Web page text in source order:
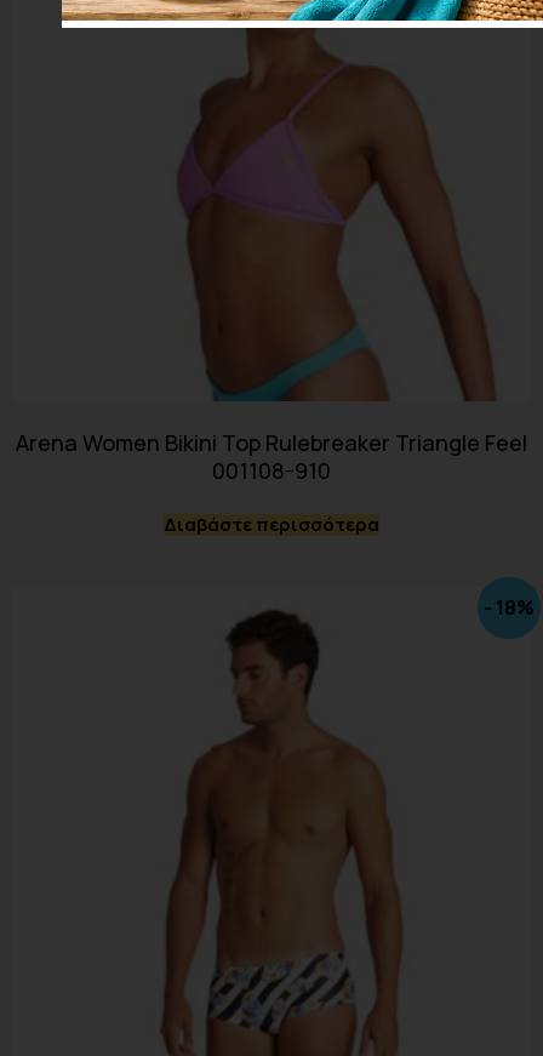
Arena Women Bikini Top Rulebreaker Triangle Feel
001108-910
Διαβάστε περισσότερα
- 18%